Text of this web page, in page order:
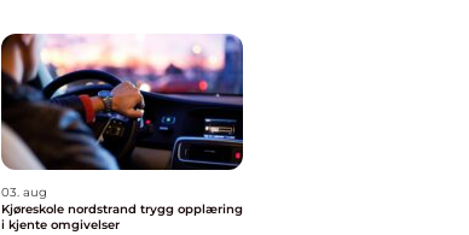
03. aug
Kjøreskole nordstrand trygg opplæring
i kjente omgivelser